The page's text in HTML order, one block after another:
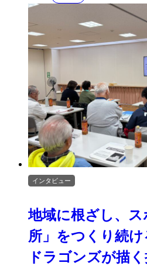
地域に根ざし、
所」をつくり続
ドラゴンズが描
インタビュー